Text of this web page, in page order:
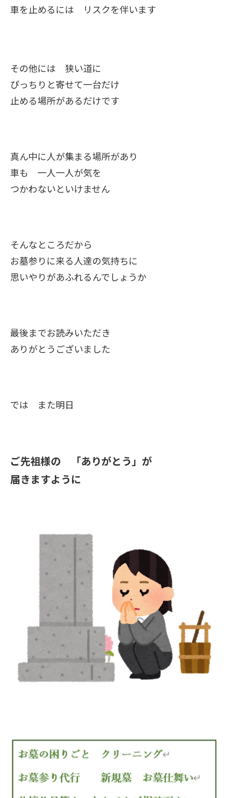
車を止めるには リスクを伴います
その他には 狭い道に
ぴっちりと寄せて一台だけ
止める場所があるだけです
真ん中に人が集まる場所があり
車も 一人一人が気を
つかわないといけません
そんなところだから
お墓参りに来る人達の気持ちに
思いやりがあふれるんでしょうか
最後までお読みいただき
ありがとうございました
では また明日
ご先祖様の 「ありがとう」が
届きますように